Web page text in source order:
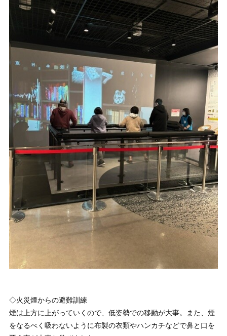
◇火災煙からの避難訓練
煙は上方に上がっていくので、低姿勢での移動が大事。また、煙
をなるべく吸わないように布製の衣類やハンカチなどで鼻と口を